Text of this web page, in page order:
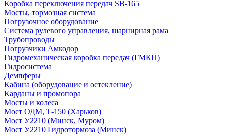
Коробка переключения передач SB-165
Мосты, тормозная система
Погрузочное оборудование
Система рулевого управления, шарнирная рама
Трубопроводы
Погрузчики Амкодор
Гидромеханическая коробка передач (ГМКП)
Гидросистема
Демпферы
Кабина (оборудование и остекление)
Карданы и промопора
Мосты и колеса
Мост ОДМ, Т-150 (Харьков)
Мост У2210 (Минск, Муром)
Мост У2210 Гидротормоза (Минск)